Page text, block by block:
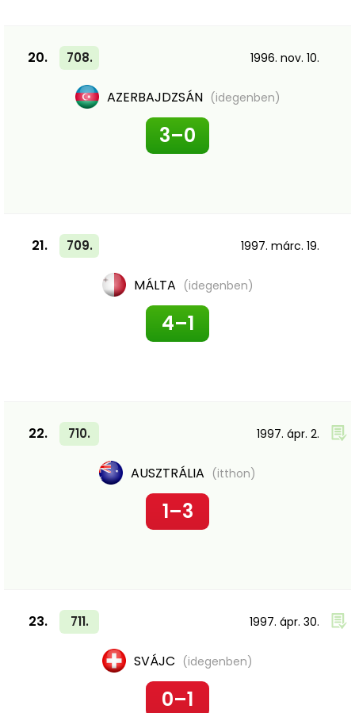
20. 708. 1996. nov. 10.
AZERBAJDZSÁN (idegenben)
3–0
21. 709. 1997. márc. 19.
MÁLTA (idegenben)
4–1
22. 710. 1997. ápr. 2.
AUSZTRÁLIA (itthon)
1–3
23. 711. 1997. ápr. 30.
SVÁJC (idegenben)
0–1